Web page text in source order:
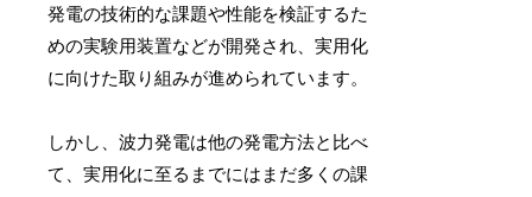
発電の技術的な課題や性能を検証するた
めの実験用装置などが開発され、実用化
に向けた取り組みが進められています。
しかし、波力発電は他の発電方法と比べ
て、実用化に至るまでにはまだ多くの課